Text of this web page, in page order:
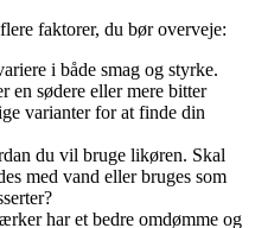
faktorer, du bør overveje:
i både smag og styrke.
sødere eller mere bitter
varianter for at finde din
du vil bruge likøren. Skal
med vand eller bruges som
har et bedre omdømme og